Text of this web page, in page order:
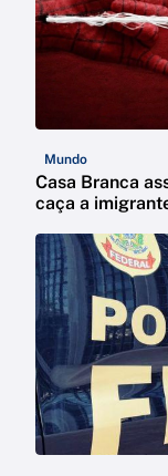
Mundo
Casa Branca
caça a